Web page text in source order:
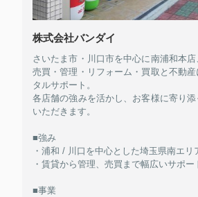
株式会社バンダイ
さいたま市・川口市を中心に南浦和本店
売買・管理・リフォーム・買取と不動
タルサポート。
各店舗の強みを活かし、お客様に寄り
いただきます。
■強み
・浦和 / 川口を中心とした埼玉県南エリ
・賃貸から管理、売買まで幅広いサポー
■事業